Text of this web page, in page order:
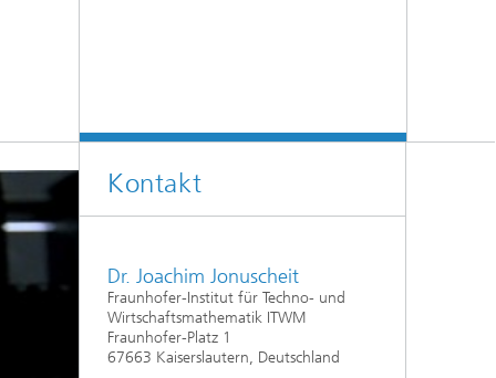
Kontakt
Dr. Joachim Jonuscheit
Fraunhofer-Institut für Techno- und
Wirtschaftsmathematik ITWM
Fraunhofer-Platz 1
67663 Kaiserslautern, Deutschland